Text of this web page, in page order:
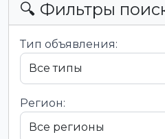
🔍 Фильтры
Тип объявления:
Регион: